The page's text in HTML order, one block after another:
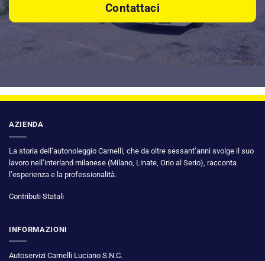
Contattaci
AZIENDA
La storia dell’autonoleggio Carnelli, che da oltre sessant’anni svolge il suo
lavoro nell’interland milanese (Milano, Linate, Orio al Serio), racconta
l’esperienza e la professionalità.
Contributi Statali
INFORMAZIONI
Autoservizi Carnelli Luciano S.N.C.